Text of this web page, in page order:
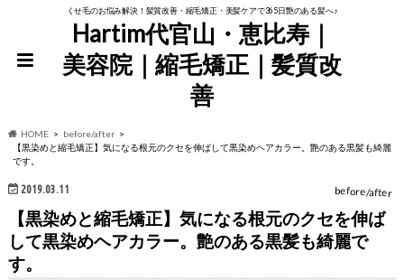
くせ毛のお悩み解決！髪質改善・縮毛矯正・美髪ケアで365日艶のある髪へ♪
Hartim代官山・恵比寿｜
美容院｜縮毛矯正｜髪質改
善
HOME
before/after
【黒染めと縮毛矯正】気になる根元のクセを伸ばして黒染めヘアカラー。艶のある黒髪も綺麗
です。
2019.03.11 before/after
【黒染めと縮毛矯正】気になる根元のクセを伸ば
して黒染めヘアカラー。艶のある黒髪も綺麗で
す。